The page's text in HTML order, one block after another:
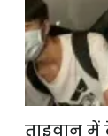
ताइवान में